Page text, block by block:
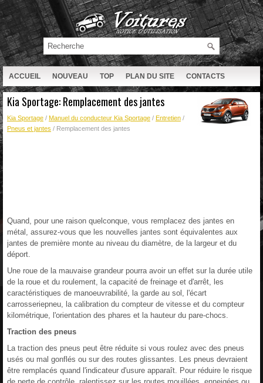
ACCUEIL NOUVEAU TOP PLAN DU SITE CONTACTS
RECHERCHE
Kia Sportage: Remplacement des jantes
Kia Sportage / Manuel du conducteur Kia Sportage / Entretien /
Pneus et jantes / Remplacement des jantes
Quand, pour une raison quelconque, vous remplacez des jantes en
métal, assurez-vous que les nouvelles jantes sont équivalentes aux
jantes de première monte au niveau du diamètre, de la largeur et du
déport.
Une roue de la mauvaise grandeur pourra avoir un effet sur la durée utile
de la roue et du roulement, la capacité de freinage et d'arrêt, les
caractéristiques de manoeuvrabilité, la garde au sol, l'écart
carrosseriepneu, la calibration du compteur de vitesse et du compteur
kilométrique, l'orientation des phares et la hauteur du pare-chocs.
Traction des pneus
La traction des pneus peut être réduite si vous roulez avec des pneus
usés ou mal gonflés ou sur des routes glissantes. Les pneus devraient
être remplacés quand l'indicateur d'usure apparaît. Pour réduire le risque